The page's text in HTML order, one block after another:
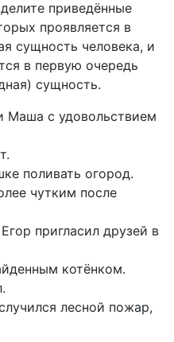
приведённые
проявляется в
сущность человека, и
в первую очередь
сущность.
Маша с удовольствием
поливать огород.
чутким после
пригласил друзей в
котёнком.
лесной пожар,